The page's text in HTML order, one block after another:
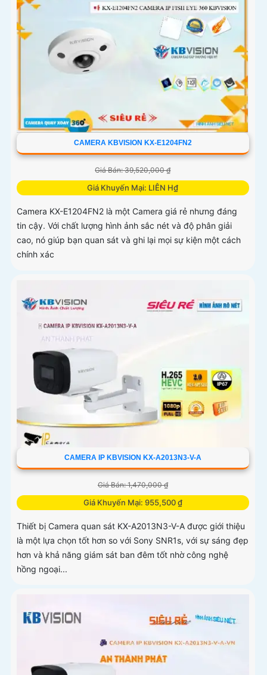
này mang lại hình ảnh chất lượng cao, rõ nét
CAMERA KBVISION KX-E1204FN2
Giá Bán: 39,520,000 ₫
Giá Khuyến Mại: LIÊN H₫
Camera KX-E1204FN2 là một Camera giá rẻ nhưng đáng
tin cậy. Với chất lượng hình ảnh sắc nét và độ phân giải
cao, nó giúp bạn quan sát và ghi lại mọi sự kiện một cách
chính xác
CAMERA IP KBVISION KX-A2013N3-V-A
Giá Bán: 1,470,000 ₫
Giá Khuyến Mại: 955,500 ₫
Thiết bị Camera quan sát KX-A2013N3-V-A được giới thiệu
là một lựa chọn tốt hơn so với Sony SNR1s, với sự sáng đẹp
hơn và khả năng giám sát ban đêm tốt nhờ công nghệ
hồng ngoại...